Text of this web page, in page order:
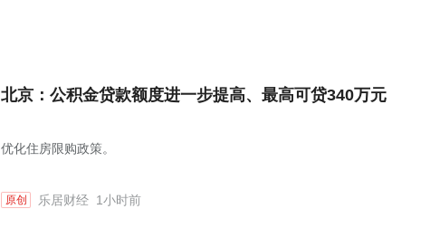
北京：公积金贷款额度进一步提高、最高可贷340万元
优化住房限购政策。
原创 乐居财经 1小时前